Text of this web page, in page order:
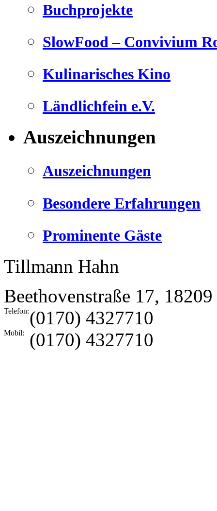
Buchprojekte
SlowFood – Convivium
Kulinarisches Kino
Ländlichfein e.V.
Auszeichnungen
Auszeichnungen
Besondere Erfahrungen
Prominente Gäste
Tillmann Hahn
Beethovenstraße 17, 18209
Telefon:(0170) 4327710
Mobil: (0170) 4327710